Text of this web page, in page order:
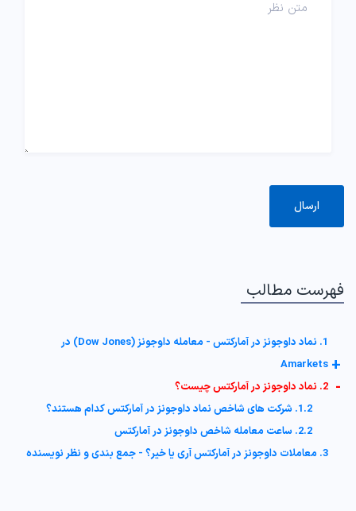
فهرست مطالب
1. نماد داوجونز در آمارکتس - معامله داوجونز (Dow Jones) در
Amarkets +
2. نماد داوجونز در آمارکتس چیست؟ -
1.2. شرکت های شاخص نماد داوجونز در آمارکتس کدام هستند؟
2.2. ساعت معامله شاخص داوجونز در آمارکتس
3. معاملات داوجونز در آمارکتس آری یا خیر؟ - جمع بندی و نظر نویسنده